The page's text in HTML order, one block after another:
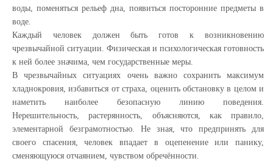
воды, поменяться рельеф дна, появиться посторонние предметы в
воде.
Каждый человек должен быть готов к возникновению
чрезвычайной ситуации. Физическая и психологическая готовность
к ней более значима, чем государственные меры.
В чрезвычайных ситуациях очень важно сохранить максимум
хладнокровия, избавиться от страха, оценить обстановку в целом и
наметить наиболее безопасную линию поведения.
Нерешительность, растерянность, объясняются, как правило,
элементарной безграмотностью. Не зная, что предпринять для
своего спасения, человек впадает в оцепенение или панику,
сменяющуюся отчаянием, чувством обречённости.